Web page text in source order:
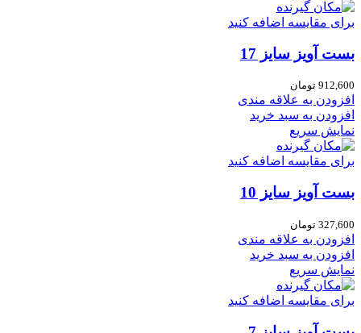
برای مقایسه اضافه کنید
بست آویز سایز 17
912,600 تومان
افزودن به علاقه مندی
افزودن به سبد خرید
نمایش سریع
برای مقایسه اضافه کنید
بست آویز سایز 10
327,600 تومان
افزودن به علاقه مندی
افزودن به سبد خرید
نمایش سریع
برای مقایسه اضافه کنید